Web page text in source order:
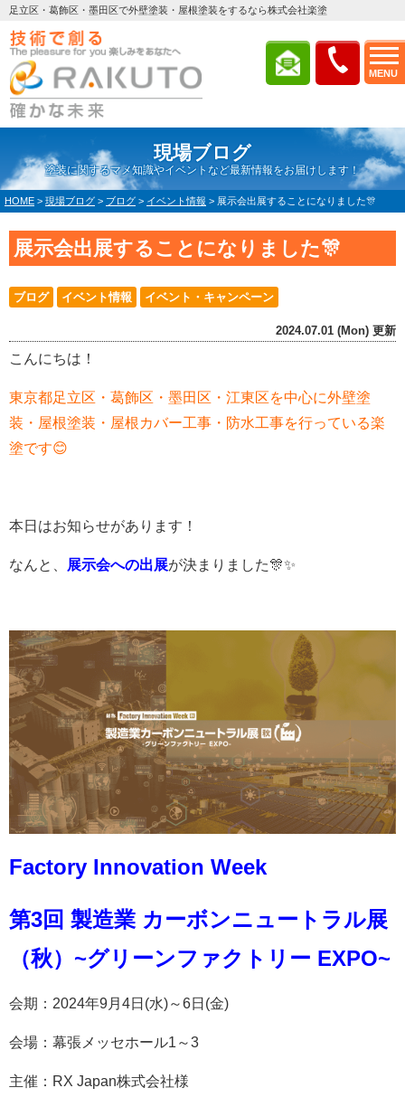
MENU
足立区・葛飾区・墨田区で外壁塗装・屋根塗装をするなら株式会社楽塗
現場ブログ
塗装に関するマメ知識やイベントなど最新情報をお届けします！
HOME > 現場ブログ > ブログ > イベント情報 > 展示会出展することになりました🎊
展示会出展することになりました🎊
ブログ イベント情報 イベント・キャンペーン
2024.07.01 (Mon) 更新
こんにちは！
東京都足立区・葛飾区・墨田区・江東区を中心に外壁塗
装・屋根塗装・屋根カバー工事・防水工事を行っている楽
塗です😊
本日はお知らせがあります！
なんと、 展示会への出展が決まりました🎊✨
Factory Innovation Week
第3回 製造業 カーボンニュートラル展
（秋）~グリーンファクトリー EXPO~
会期：2024年9月4日(水)～6日(金)
会場：幕張メッセホール1～3
主催：RX Japan株式会社様